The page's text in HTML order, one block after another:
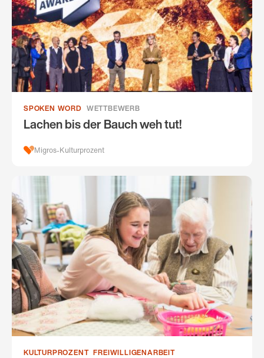
SPOKEN WORD​ WETTBEWERB
Lachen bis der Bauch weh tut!
Migros-Kulturprozent
KULTURPROZENT FREIWILLIGENARBEIT